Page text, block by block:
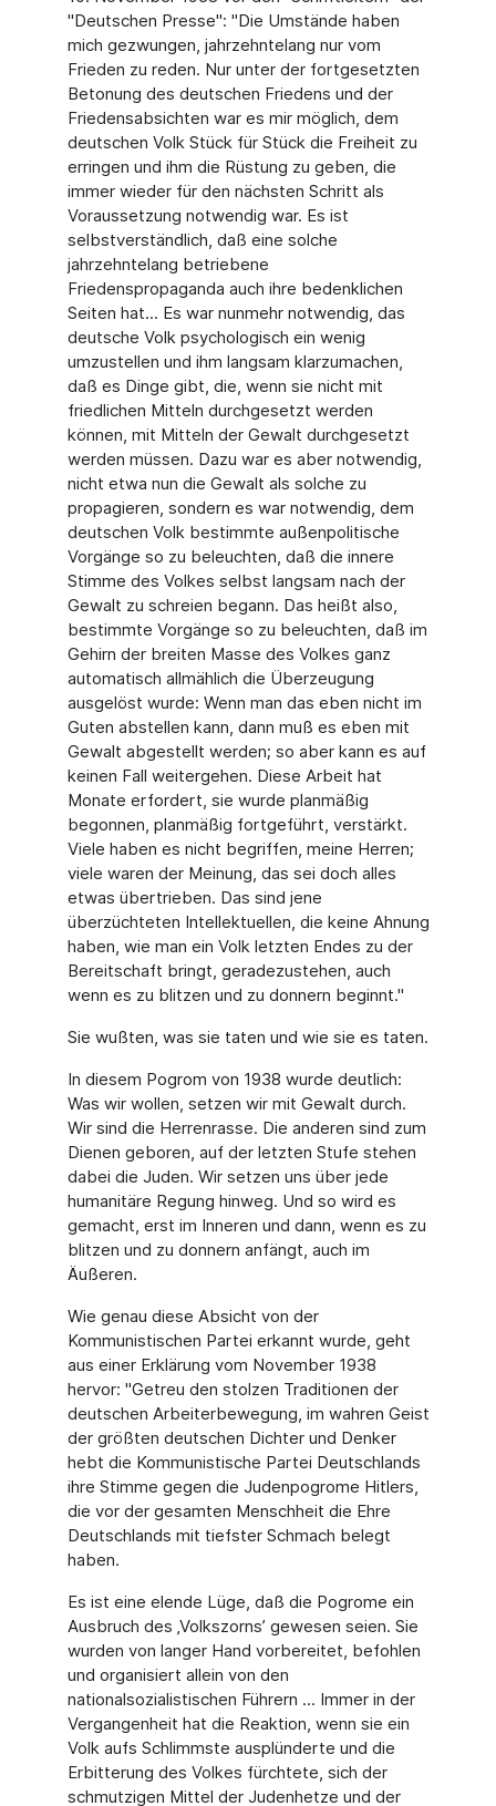
"Deutschen Presse": "Die Umstände haben
mich gezwungen, jahrzehntelang nur vom
Frieden zu reden. Nur unter der fortgesetzten
Betonung des deutschen Friedens und der
Frie­densabsichten war es mir möglich, dem
deutschen Volk Stück für Stück die Freiheit zu
erringen und ihm die Rüstung zu geben, die
immer wieder für den nächsten Schritt als
Voraussetzung notwendig war. Es ist
selbstverständlich, daß eine solche
jahrzehntelang betrie­bene
Friedenspropaganda auch ihre bedenklichen
Seiten hat... Es war nunmehr notwendig, das
deutsche Volk psychologisch ein wenig
umzustellen und ihm langsam klarzumachen,
daß es Dinge gibt, die, wenn sie nicht mit
friedlichen Mitteln durchgesetzt werden
können, mit Mitteln der Gewalt durchgesetzt
werden müssen. Dazu war es aber notwendig,
nicht etwa nun die Gewalt als solche zu
propagieren, sondern es war notwendig, dem
deutschen Volk bestimmte au­ßenpolitische
Vorgänge so zu beleuchten, daß die innere
Stimme des Volkes selbst langsam nach der
Gewalt zu schreien begann. Das heißt also,
bestimmte Vorgänge so zu beleuchten, daß im
Gehirn der breiten Masse des Volkes ganz
automatisch allmählich die Überzeugung
ausgelöst wurde: Wenn man das eben nicht im
Guten abstellen kann, dann muß es eben mit
Gewalt abgestellt werden; so aber kann es auf
keinen Fall weitergehen. Diese Arbeit hat
Monate erfordert, sie wurde planmäßig
begonnen, planmäßig fortgeführt, verstärkt.
Viele haben es nicht begriffen, meine Herren;
viele waren der Meinung, das sei doch alles
etwas übertrieben. Das sind jene
überzüchteten Intellektuellen, die keine Ahnung
haben, wie man ein Volk letzten Endes zu der
Bereitschaft bringt, geradezustehen, auch
wenn es zu blitzen und zu donnern beginnt."
Sie wußten, was sie taten und wie sie es taten.
In diesem Pogrom von 1938 wurde deutlich:
Was wir wollen, setzen wir mit Gewalt durch.
Wir sind die Herrenrasse. Die anderen sind zum
Dienen geboren, auf der letzten Stufe stehen
dabei die Juden. Wir setzen uns über jede
humanitäre Regung hinweg. Und so wird es
gemacht, erst im Inneren und dann, wenn es zu
blitzen und zu donnern anfängt, auch im
Äußeren.
Wie genau diese Absicht von der
Kommunistischen Partei erkannt wurde, geht
aus einer Erklärung vom November 1938
hervor: "Getreu den stolzen Traditionen der
deutschen Arbeiterbewegung, im wahren Geist
der größten deutschen Dichter und Denker
hebt die Kommunistische Partei Deutschlands
ihre Stimme gegen die Judenpogrome Hitlers,
die vor der gesamten Menschheit die Ehre
Deutschlands mit tiefster Schmach belegt
haben.
Es ist eine elende Lüge, daß die Pogrome ein
Ausbruch des ‚Volkszorns’ gewesen seien. Sie
wurden von langer Hand vorbereitet, befohlen
und organisiert allein von den
nationalsozialistischen Führern ... Immer in der
Vergangenheit hat die Reaktion, wenn sie ein
Volk aufs Schlimmste ausplünderte und die
Erbitterung des Volkes fürchtete, sich der
schmutzigen Mittel der Judenhetze und der